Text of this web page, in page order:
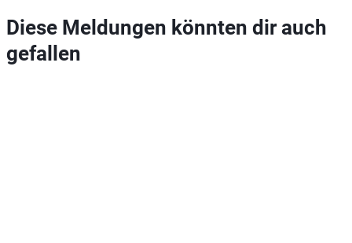
Diese Meldungen könnten dir auch
gefallen